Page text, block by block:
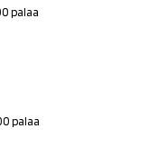
palaa
palaa